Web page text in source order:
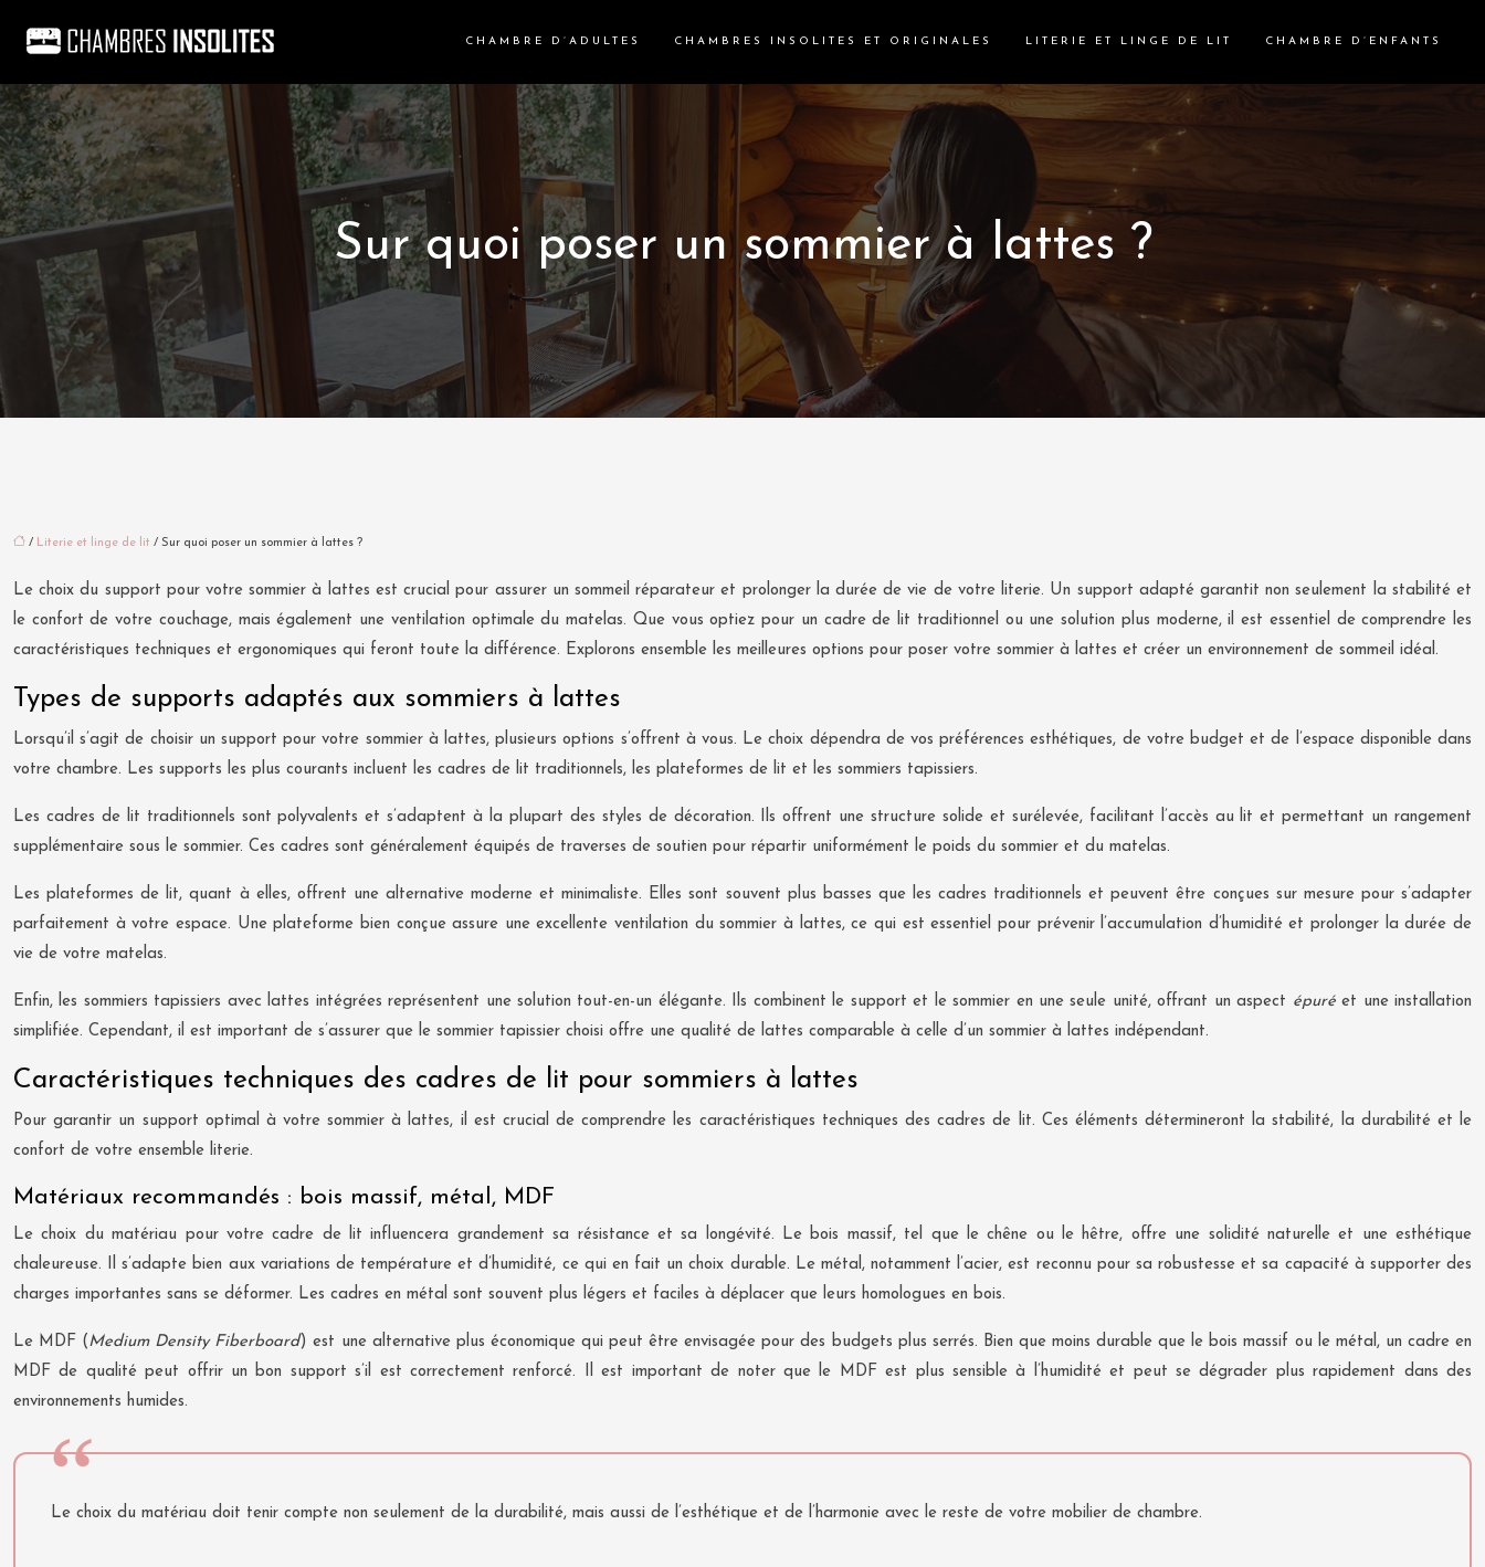
CHAMBRE D’ADULTES CHAMBRES INSOLITES ET ORIGINALES LITERIE ET LINGE DE LIT CHAMBRE D’ENFANTS
Sur quoi poser un sommier à lattes ?
/ Literie et linge de lit / Sur quoi poser un sommier à lattes ?
Le choix du support pour votre sommier à lattes est crucial pour assurer un sommeil réparateur et prolonger la durée de vie de votre literie. Un support adapté garantit non seulement la stabilité et
le confort de votre couchage, mais également une ventilation optimale du matelas. Que vous optiez pour un cadre de lit traditionnel ou une solution plus moderne, il est essentiel de comprendre les
caractéristiques techniques et ergonomiques qui feront toute la différence. Explorons ensemble les meilleures options pour poser votre sommier à lattes et créer un environnement de sommeil idéal.
Types de supports adaptés aux sommiers à lattes
Lorsqu’il s’agit de choisir un support pour votre sommier à lattes, plusieurs options s’offrent à vous. Le choix dépendra de vos préférences esthétiques, de votre budget et de l’espace disponible dans
votre chambre. Les supports les plus courants incluent les cadres de lit traditionnels, les plateformes de lit et les sommiers tapissiers.
Les cadres de lit traditionnels sont polyvalents et s’adaptent à la plupart des styles de décoration. Ils offrent une structure solide et surélevée, facilitant l’accès au lit et permettant un rangement
supplémentaire sous le sommier. Ces cadres sont généralement équipés de traverses de soutien pour répartir uniformément le poids du sommier et du matelas.
Les plateformes de lit, quant à elles, offrent une alternative moderne et minimaliste. Elles sont souvent plus basses que les cadres traditionnels et peuvent être conçues sur mesure pour s’adapter
parfaitement à votre espace. Une plateforme bien conçue assure une excellente ventilation du sommier à lattes, ce qui est essentiel pour prévenir l’accumulation d’humidité et prolonger la durée de
vie de votre matelas.
Enfin, les sommiers tapissiers avec lattes intégrées représentent une solution tout-en-un élégante. Ils combinent le support et le sommier en une seule unité, offrant un aspect épuréet une installation
simplifiée. Cependant, il est important de s’assurer que le sommier tapissier choisi offre une qualité de lattes comparable à celle d’un sommier à lattes indépendant.
Caractéristiques techniques des cadres de lit pour sommiers à lattes
Pour garantir un support optimal à votre sommier à lattes, il est crucial de comprendre les caractéristiques techniques des cadres de lit. Ces éléments détermineront la stabilité, la durabilité et le
confort de votre ensemble literie.
Matériaux recommandés : bois massif, métal, MDF
Le choix du matériau pour votre cadre de lit influencera grandement sa résistance et sa longévité. Le bois massif, tel que le chêne ou le hêtre, offre une solidité naturelle et une esthétique
chaleureuse. Il s’adapte bien aux variations de température et d’humidité, ce qui en fait un choix durable. Le métal, notamment l’acier, est reconnu pour sa robustesse et sa capacité à supporter des
charges importantes sans se déformer. Les cadres en métal sont souvent plus légers et faciles à déplacer que leurs homologues en bois.
Le MDF (Medium Density Fiberboard) est une alternative plus économique qui peut être envisagée pour des budgets plus serrés. Bien que moins durable que le bois massif ou le métal, un cadre en
MDF de qualité peut offrir un bon support s’il est correctement renforcé. Il est important de noter que le MDF est plus sensible à l’humidité et peut se dégrader plus rapidement dans des
environnements humides.
Le choix du matériau doit tenir compte non seulement de la durabilité, mais aussi de l’esthétique et de l’harmonie avec le reste de votre mobilier de chambre.